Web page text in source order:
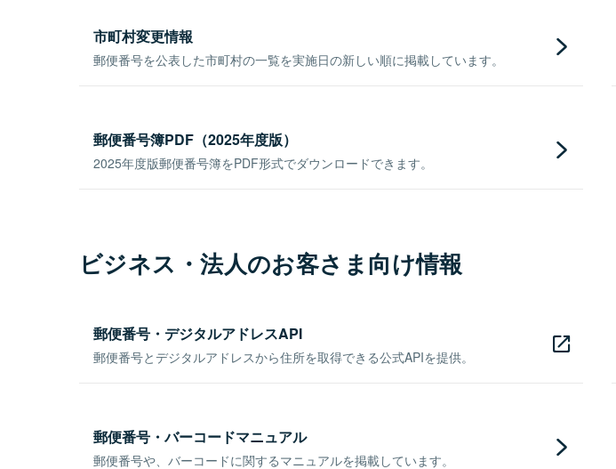
市町村変更情報
郵便番号を公表した市町村の一覧を実施日の新しい順に掲載しています。
郵便番号簿PDF（2025年度版）
2025年度版郵便番号簿をPDF形式でダウンロードできます。
ビジネス・法人のお客さま向け情報
郵便番号・デジタルアドレスAPI
郵便番号とデジタルアドレスから住所を取得できる公式APIを提供。
郵便番号・バーコードマニュアル
郵便番号や、バーコードに関するマニュアルを掲載しています。